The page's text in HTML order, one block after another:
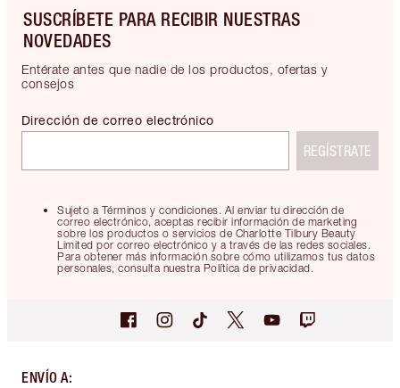
SUSCRÍBETE PARA RECIBIR NUESTRAS
NOVEDADES
Entérate antes que nadie de los productos, ofertas y
consejos
Sujeto a Términos y condiciones. Al enviar tu dirección de
correo electrónico, aceptas recibir información de marketing
sobre los productos o servicios de Charlotte Tilbury Beauty
Limited por correo electrónico y a través de las redes sociales.
Para obtener más información sobre cómo utilizamos tus datos
personales, consulta nuestra Política de privacidad.
Dirección de correo electrónico
REGÍSTRATE
ENVÍO A: